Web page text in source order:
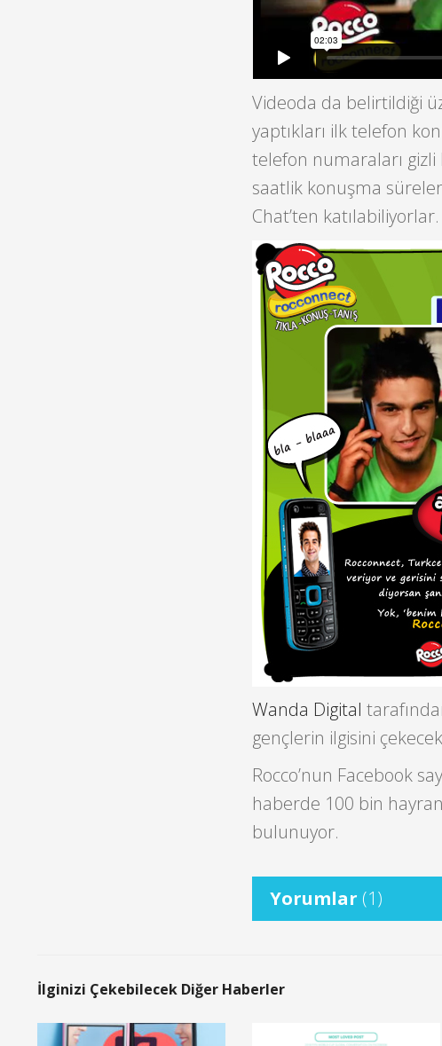
Videoda da belirtildiği
yaptıkları ilk telefon
telefon numaraları gizli
saatlik konuşma
Chat’ten katılabiliyorlar.
Wanda Digital
gençlerin ilgisini
Rocco’nun Facebook
haberde 100 bin
bulunuyor.
Yorumlar (1)
İlginizi Çekebilecek Diğer Haberler